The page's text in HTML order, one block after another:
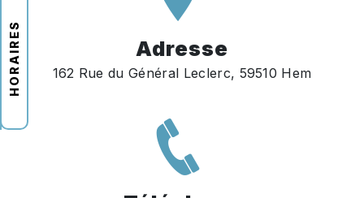
HORAIRES Adresse
162 Rue du Général Leclerc, 59510 Hem